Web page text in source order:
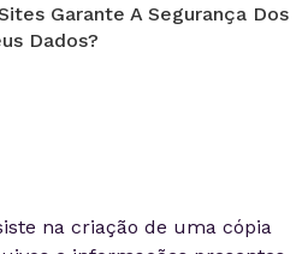
na criação de uma cópia